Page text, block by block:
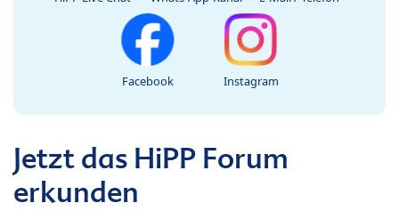
Facebook Instagram
Jetzt das HiPP Forum
erkunden